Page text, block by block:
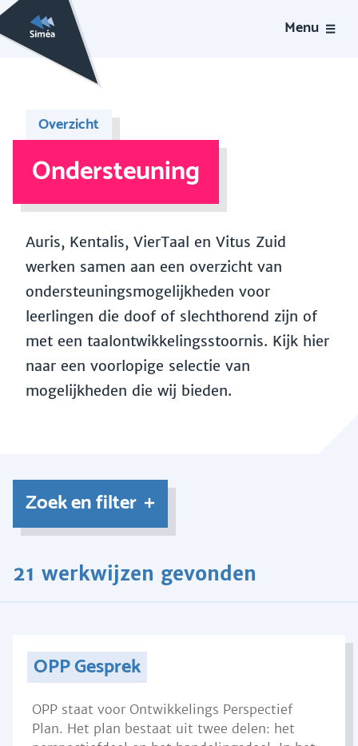
Menu
Overzicht
Ondersteuning
Auris, Kentalis, VierTaal en Vitus Zuid
werken samen aan een overzicht van
ondersteuningsmogelijkheden voor
leerlingen die doof of slechthorend zijn of
met een taalontwikkelingsstoornis. Kijk hier
naar een voorlopige selectie van
mogelijkheden die wij bieden.
Zoek en filter
21 werkwijzen gevonden
OPP Gesprek
OPP staat voor Ontwikkelings Perspectief
Plan. Het plan bestaat uit twee delen: het